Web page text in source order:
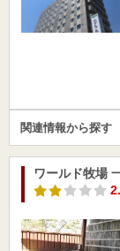
関連情報から探す
ワールド牧場